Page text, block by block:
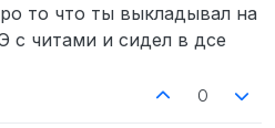
то что ты выкладывал на
с читами и сидел в дсе
0